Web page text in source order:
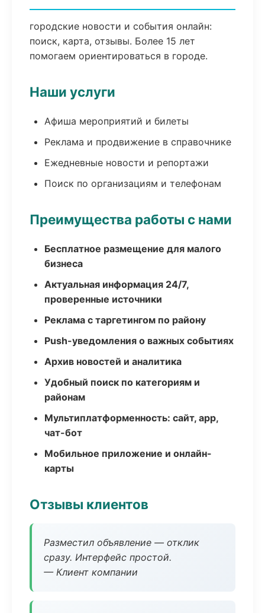
городские новости и события онлайн:
поиск, карта, отзывы. Более 15 лет
помогаем ориентироваться в городе.
Наши услуги
Афиша мероприятий и билеты
Реклама и продвижение в справочнике
Ежедневные новости и репортажи
Поиск по организациям и телефонам
Преимущества работы с нами
Бесплатное размещение для малого
бизнеса
Актуальная информация 24/7,
проверенные источники
Реклама с таргетингом по району
Push-уведомления о важных событиях
Архив новостей и аналитика
Удобный поиск по категориям и
районам
Мультиплатформенность: сайт, app,
чат-бот
Мобильное приложение и онлайн-
карты
Отзывы клиентов
Разместил объявление — отклик
сразу. Интерфейс простой.
— Клиент компании